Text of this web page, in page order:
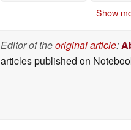
Show
Editor of theoriginal article:
articles published on